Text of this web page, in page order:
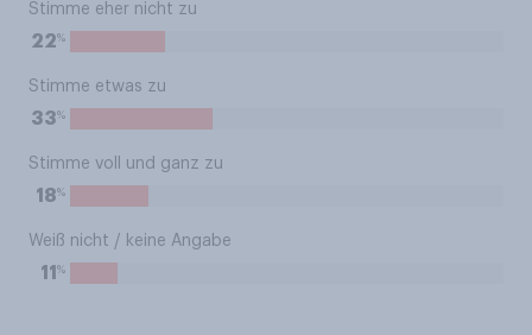
Stimme eher nicht zu
22%
Stimme etwas zu
33%
Stimme voll und ganz zu
18%
Weiß nicht / keine Angabe
11 %